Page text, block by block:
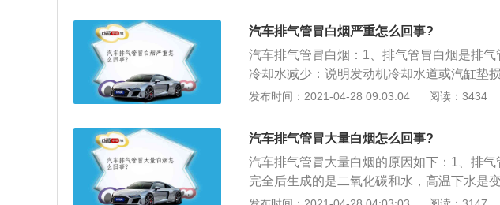
车排气管冒白烟就是这么回事。
汽车排气管冒白烟严重怎么回事?
汽车排气管冒白烟：1、排气管冒白烟是排
冷却水减少：说明发动机冷却水道或汽缸垫
致；3、冷却水不缺少：因某种原因（下雨或
会对排气管造成腐蚀，使排气管提前锈蚀损坏
发布时间：2021-04-28 09:03:04 阅读：3434
汽车排气管冒大量白烟怎么回事?
汽车排气管冒大量白烟的原因如下：1、排
完全后生成的是二氧化碳和水，高温下水是
透明的，在低温时，水蒸气就会冷凝成水，